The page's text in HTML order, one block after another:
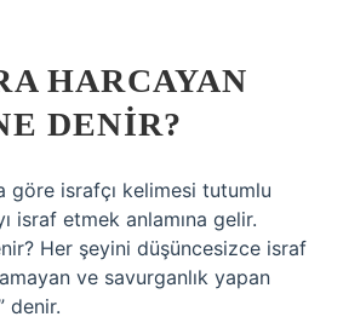
HARCAYAN
DENIR?
göre israfçı kelimesi tutumlu
israf etmek anlamına gelir.
Her şeyini düşüncesizce israf
ve savurganlık yapan
denir.